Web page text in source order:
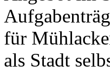
für
als Stadt